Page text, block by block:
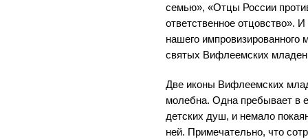
семью», «Отцы России
ответственное отцовство».
нашего
святых Вифлеемских
Две иконы Вифлеемских
молебна. Одна пребывает в
детских душ, и немало
ней. Примечательно, что